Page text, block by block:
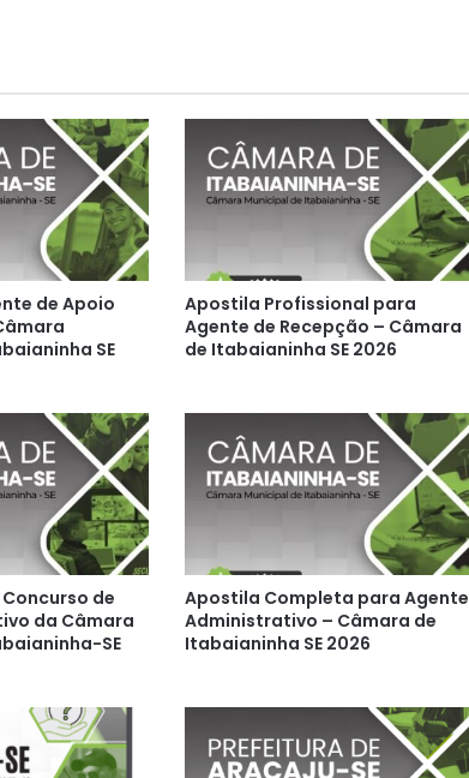
de Apoio
SE
Apostila Profissional para
Agente de Recepção – Câmara
de Itabaianinha SE 2026
de
da Câmara
SE
Apostila Completa para Agente
Administrativo – Câmara de
Itabaianinha SE 2026